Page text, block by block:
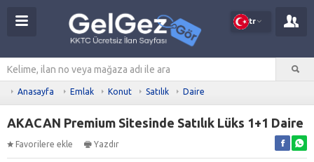
tr
Anasayfa Emlak Konut Satılık Daire
AKACAN Premium Sitesinde Satılık Lüks 1+1 Daire
Favorilere ekle Yazdır